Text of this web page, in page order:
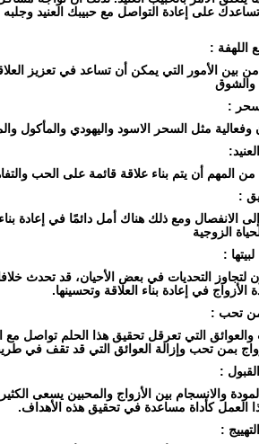
على إعادة التواصل مع حبيبك العنيد
اللهفة :
بين الأمور التي يمكن أن تساعد في تعزيز
والشوق
:
مثل السحر الاسود واليهودي والمأكول
المهم أن يتم بناء علاقة قائمة على الحب
:
الانفصال ومع ذلك هناك أمل دائمًا في إعادة
الزوجية
:
لتجاوز التحديات في بعض الأحيان، قد تحدث
في إعادة بناء العلاقة وتحسينها.
تحب :
التي تعرقل تحقيق هذا الحلم تواصل
بمن تحب وإزالة العوائق التي قد تقف في
:
والانسجام بين الأزواج والمحبين يسعى
العمل كأداة مساعدة في تحقيق هذه الأهداف.
: